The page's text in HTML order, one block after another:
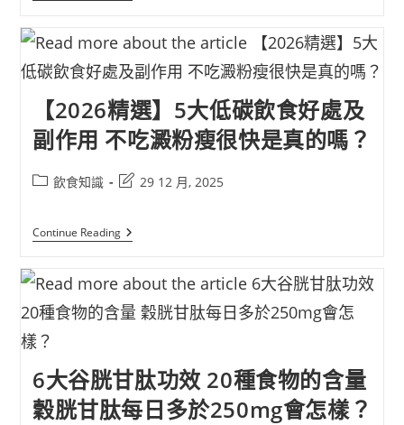
【2026精選】5大低碳飲食好處及
副作用 不吃澱粉瘦很快是真的嗎？
飲食知識 29 12 月, 2025
Continue Reading
6大谷胱甘肽功效 20種食物的含量
穀胱甘肽每日多於250mg會怎樣？